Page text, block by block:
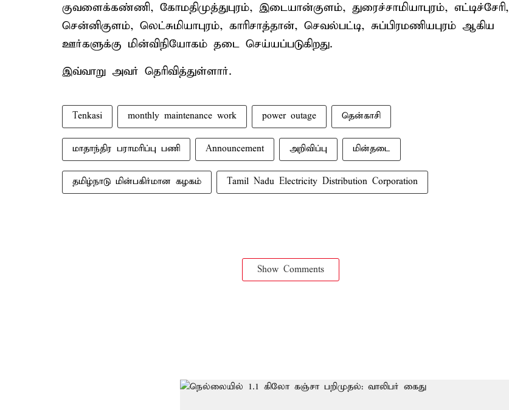
குவளைக்கண்ணி, கோமதிமுத்துபுரம், இடையான்குளம், துரைச்சாமியாபுரம், எட்டிச்சேரி,
சென்னிகுளம், லெட்சுமியாபுரம், காரிசாத்தான், செவல்பட்டி, சுப்பிரமணியபுரம் ஆகிய
ஊர்களுக்கு மின்விநியோகம் தடை செய்யப்படுகிறது.
இவ்வாறு அவர் தெரிவித்துள்ளார்.
Tenkasi monthly maintenance work power outage தென்காசி
மாதாந்திர பராமரிப்பு பணி Announcement அறிவிப்பு மின்தடை
தமிழ்நாடு மின்பகிர்மான கழகம் Tamil Nadu Electricity Distribution Corporation
Show Comments